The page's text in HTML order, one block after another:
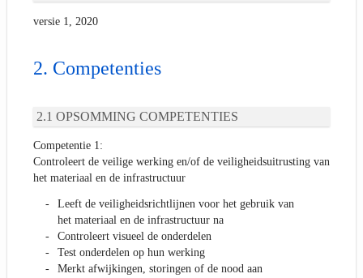
versie 1, 2020
Competenties
OPSOMMING COMPETENTIES
Competentie 1:
Controleert de veilige werking en/of de veiligheidsuitrusting van
het materiaal en de infrastructuur
Leeft de veiligheidsrichtlijnen voor het gebruik van
het materiaal en de infrastructuur na
Controleert visueel de onderdelen
Test onderdelen op hun werking
Merkt afwijkingen, storingen of de nood aan